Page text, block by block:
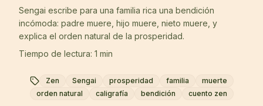
Sengai escribe para una familia rica una bendición
incómoda: padre muere, hijo muere, nieto muere, y
explica el orden natural de la prosperidad.
Tiempo de lectura: 1 min
Zen Sengai prosperidad familia
muerte
orden natural
caligrafía bendición cuento zen